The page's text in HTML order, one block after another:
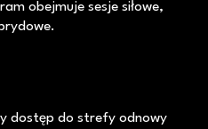
obejmuje sesje siłowe,
dostęp do strefy odnowy